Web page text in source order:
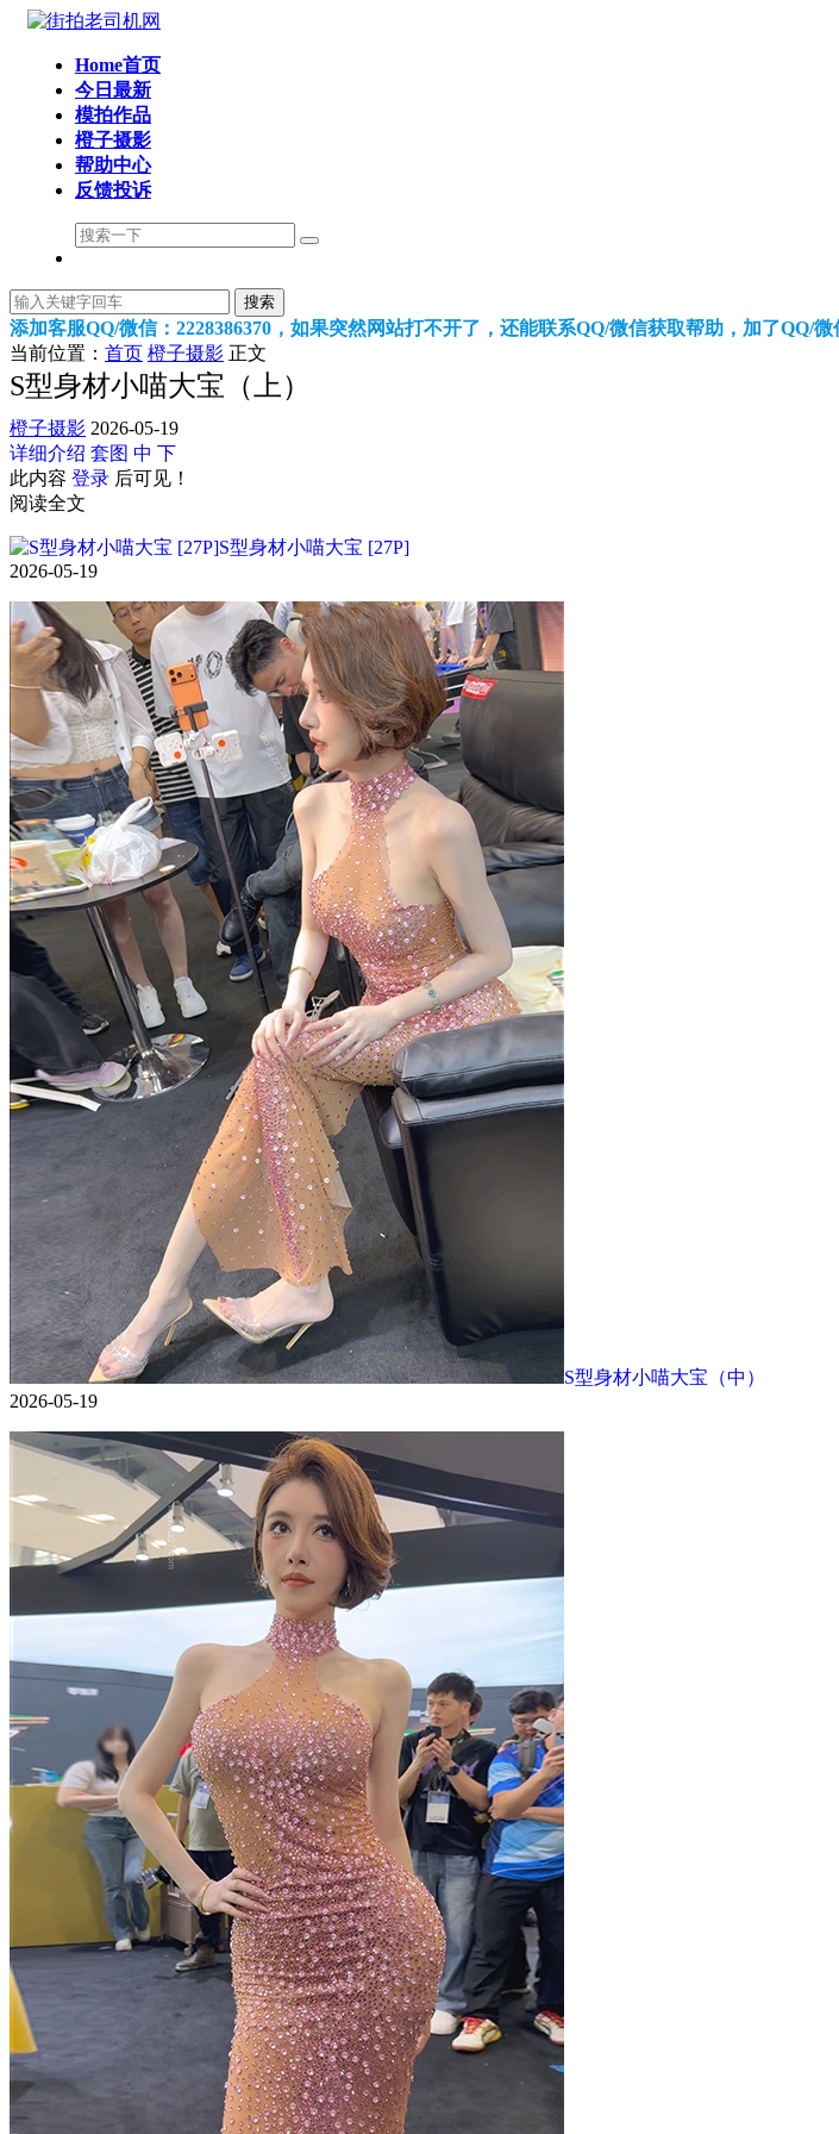
Home首页
今日最新
模拍作品
橙子摄影
帮助中心
反馈投诉
搜索
添加客服QQ/微信：2228386370，如果突然网站打不开了，还能联系QQ/微信获取帮助，加了QQ/微
当前位置： 首页 橙子摄影 正文
S型身材小喵大宝（上）
橙子摄影 2026-05-19
详细介绍 套图 中 下
此内容 登录 后可见！
阅读全文
S型身材小喵大宝 [27P]
2026-05-19
S型身材小喵大宝（中）
2026-05-19